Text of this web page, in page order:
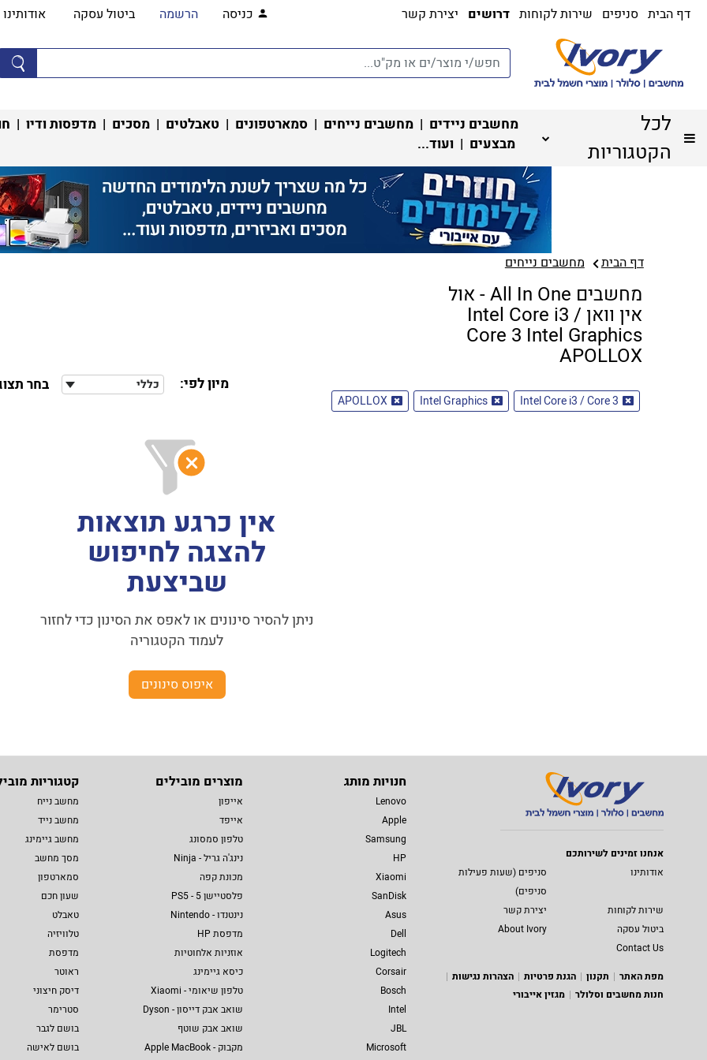
דף הבית סניפים שירות לקוחות דרושים יצירת קשר כניסה הרשמה ביטול עסקה אודותינו
לכל
הקטגוריות
מחשבים ניידים | מחשבים נייחים | סמארטפונים | טאבלטים | מסכים | מדפסות ודיו |
מבצעים | ועוד...
דף הבית מחשבים נייחים
מחשבים All In One - אול
אין וואן Intel Core i3 /
Core 3 Intel Graphics
APOLLOX
מיון לפי: כללי בחר
Intel Core i3 / Core 3
Intel Graphics
APOLLOX
אין כרגע תוצאות
להצגה לחיפוש
שביצעת
ניתן להסיר סינונים או לאפס את הסינון כדי לחזור
לעמוד הקטגוריה
איפוס סינונים
אנחנו זמינים לשירותכם
אודותינו
סניפים (שעות פעילות
סניפים)
שירות לקוחות
יצירת קשר
ביטול עסקה
About Ivory
Contact Us
מפת האתר
תקנון הגנת פרטיות
הצהרות נגישות
חנות מחשבים וסלולר
מגזין אייבורי
חנויות מותג
Lenovo
Apple
Samsung
HP
Xiaomi
SanDisk
Asus
Dell
Logitech
Corsair
Bosch
Intel
JBL
Microsoft
מוצרים מובילים
אייפון
אייפד
טלפון סמסונג
נינג'ה גריל - Ninja
מכונת קפה
פלסטיישן 5 - PS5
נינטנדו - Nintendo
מדפסת HP
אוזניות אלחוטיות
כיסא גיימינג
טלפון שיאומי - Xiaomi
שואב אבק דייסון - Dyson
שואב אבק שוטף
מקבוק - Apple MacBook
קטגוריות
מחשב נייח
מחשב נייד
מחשב גיימינג
מסך מחשב
סמארטפון
שעון חכם
טאבלט
טלוויזיה
מדפסת
ראוטר
דיסק חיצוני
סטרימר
בושם לגבר
בושם לאישה